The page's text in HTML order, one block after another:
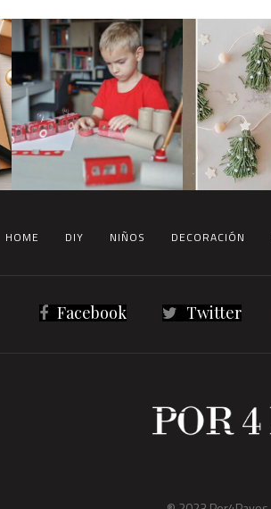
HOME DIY NIÑOS DECORACIÓN
Facebook Twitter